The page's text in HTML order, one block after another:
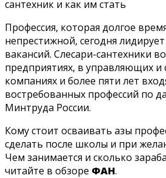
Профессия, которая долгое
непрестижной, сегодня
вакансий. Слесари-сантехники
предприятиях, в управляющих и
компаниях и более пяти лет
востребованных профессий по
Минтруда России.
Кому стоит осваивать азы
сделать после школы и при
Чем занимается и сколько
читайте в обзоре ФАН.